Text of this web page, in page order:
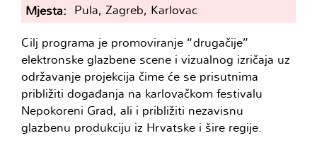
Mjesta
Pula, Zagreb, Karlovac
Cilj programa je promoviranje “drugačije”
elektronske glazbene scene i vizualnog izričaja uz
održavanje projekcija čime će se prisutnima
približiti događanja na karlovačkom festivalu
Nepokoreni Grad, ali i približiti nezavisnu
glazbenu produkciju iz Hrvatske i šire regije.